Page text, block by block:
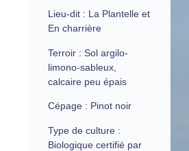
Lieu-dit : La Plantelle et
En charrière
Terroir : Sol argilo-
limono-sableux,
calcaire peu épais
Cépage : Pinot noir
Type de culture :
Biologique certifié par